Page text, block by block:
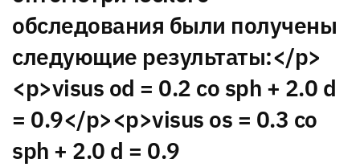
обследования были получены
следующие результаты:</p>
<p>visus od = 0.2 со sph + 2.0 d
= 0.9</p><p>visus os = 0.3 со
sph + 2.0 d = 0.9